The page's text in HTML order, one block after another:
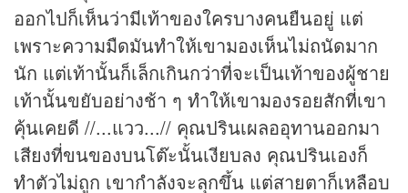
ออกไปก็เห็นว่ามีเท้าของใครบางคนยืนอยู่ แต่
เพราะความมืดมันทำให้เขามองเห็นไม่ถนัดมาก
นัก แต่เท้านั้นก็เล็กเกินกว่าที่จะเป็นเท้าของผู้ชาย
เท้านั้นขยับอย่างช้า ๆ ทำให้เขามองรอยสักที่เขา
คุ้นเคยดี //...แวว...// คุณปรินเผลออุทานออกมา
เสียงที่ขนของบนโต๊ะนั้นเงียบลง คุณปรินเองก็
ทำตัวไม่ถูก เขากำลังจะลุกขึ้น แต่สายตาก็เหลือบ